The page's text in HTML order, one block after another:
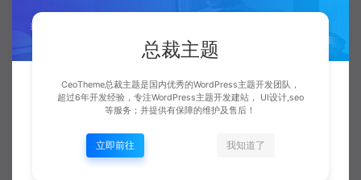
总裁主题
CeoTheme总裁主题是国内优秀的WordPress主题开发团队，
超过6年开发经验，专注WordPress主题开发建站， UI设计,seo
等服务；并提供有保障的维护及售后！
立即前往 我知道了